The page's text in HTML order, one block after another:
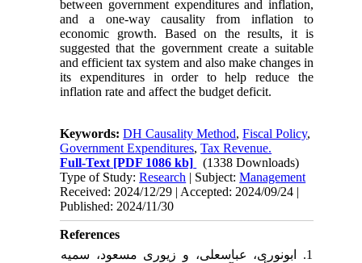
between government expenditures and inflation,
and a one-way causality from inflation to
economic growth. Based on the results, it is
suggested that the government create a suitable
and efficient tax system and also make changes in
its expenditures in order to help reduce the
inflation rate and affect the budget deficit.
Keywords:DH Causality Method,Fiscal Policy,
Government Expenditures,Tax Revenue.
Full-Text [PDF 1086 kb]
(1338 Downloads)
Type of Study:Research | Subject:Management
Received: 2024/12/29 | Accepted: 2024/09/24 |
Published: 2024/11/30
References
1. ابونوری، عباسعلی، و زیوری مسعود، سمیه